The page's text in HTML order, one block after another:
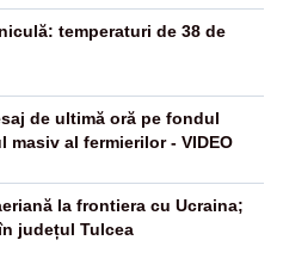
temperaturi de 38 de
de ultimă oră pe fondul
al fermierilor - VIDEO
la frontiera cu Ucraina;
județul Tulcea